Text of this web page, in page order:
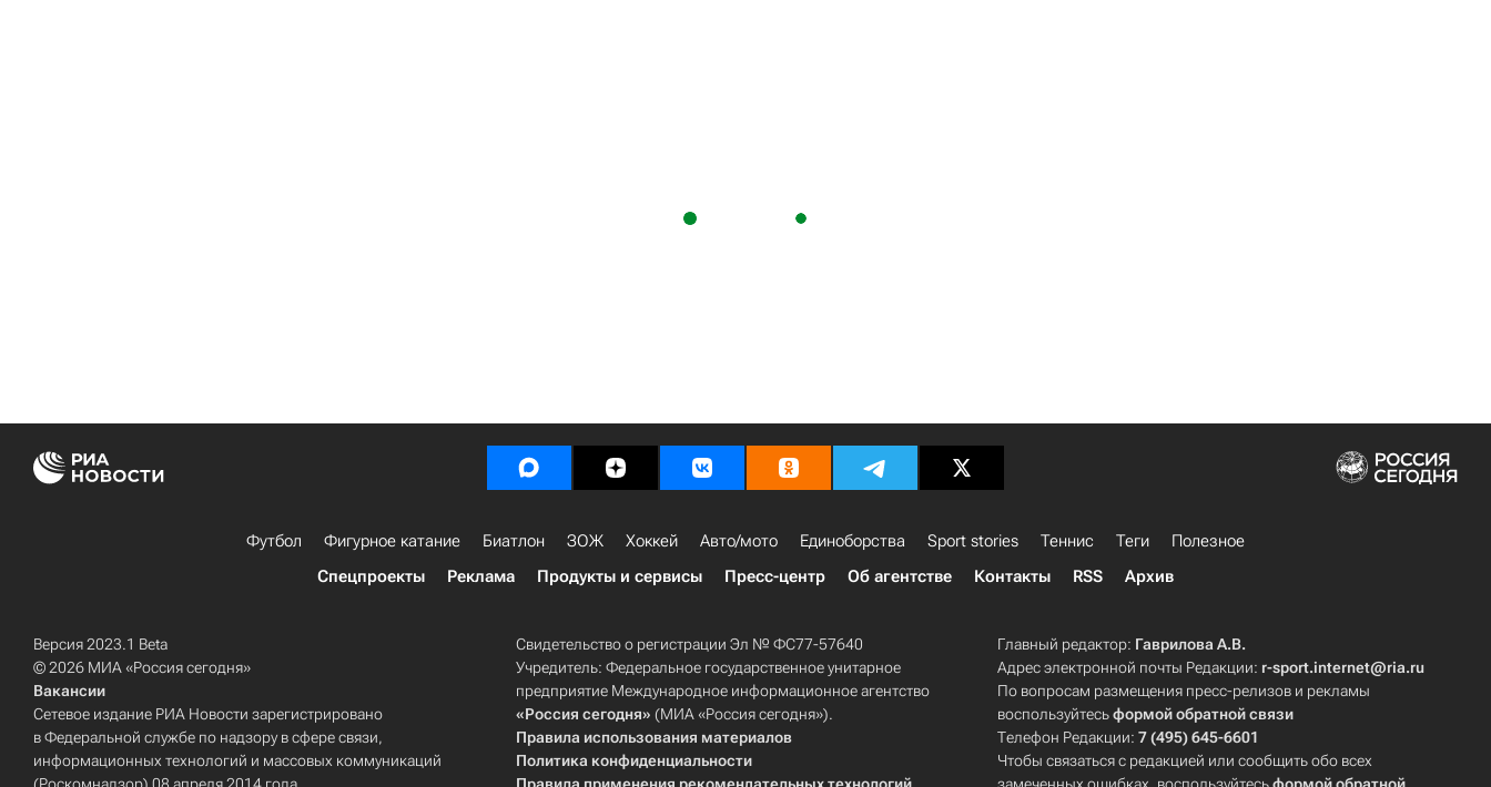
Футбол Фигурное катание Биатлон ЗОЖ Хоккей Авто/мото Единоборства Sport stories Теннис Теги
Полезное
Спецпроекты
Реклама Продукты и сервисы Пресс-центр Об агентстве Контакты RSS Архив
Версия 2023.1 Beta
© 2026 МИА «Россия сегодня»
Вакансии
Сетевое издание РИА Новости зарегистрировано
в Федеральной службе по надзору в сфере связи,
информационных технологий и массовых коммуникаций
Свидетельство о регистрации Эл № ФС77-57640
Учредитель: Федеральное государственное унитарное
предприятие Международное информационное агентство
«Россия сегодня» (МИА «Россия сегодня»).
Правила использования материалов
Политика конфиденциальности
Главный редактор: Гаврилова А.В.
Адрес электронной почты Редакции: r-sport.internet@ria.ru
По вопросам размещения пресс-релизов и рекламы
воспользуйтесьформой обратной связи
Телефон Редакции:7 (495) 645-6601
Чтобы связаться с редакцией или сообщить обо всех